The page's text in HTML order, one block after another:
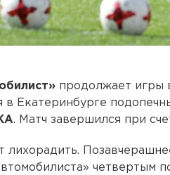
продолжает игры
в Екатеринбурге
. Матч завершился при
лихорадить.
четвертым